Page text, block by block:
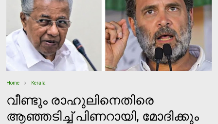
Home Kerala
വീണ്ടും രാഹുലിനെതിരെ
ആഞ്ഞടിച്ച് പിണറായി, മോദിക്കും